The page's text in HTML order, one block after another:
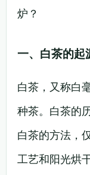
炉？
一、白茶的起
白茶，又称白
种茶。白茶的
白茶的方法，
工艺和阳光烘